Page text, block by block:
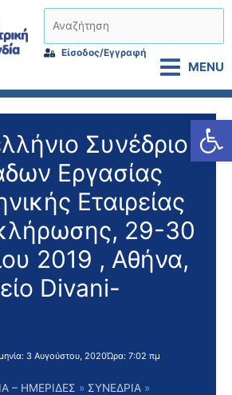
Είσοδος/Εγγραφή
MENU
Συνέδριο
Εργασίας
Εταιρείας
29-30
2019 , Αθήνα,
Divani-
3 Αυγούστου, 2020Ώρα: 7:02 πμ
– ΗΜΕΡΙΔΕΣ
ΣΥΝΕΔΡΙΑ